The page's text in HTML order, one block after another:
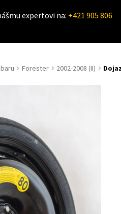
expertovi na: +421 905 806
Forester 2002-2008 (II)